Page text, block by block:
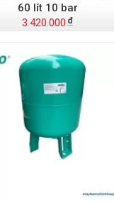
60 lít 10 bar
3.420.000